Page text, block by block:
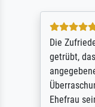
Die
getrübt,
Ehefrau